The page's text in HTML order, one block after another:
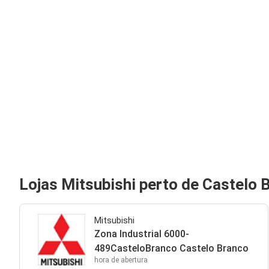
Lojas Mitsubishi perto de Castelo
Mitsubishi
Zona Industrial 6000-
489CasteloBranco Castelo Branco
hora de abertura